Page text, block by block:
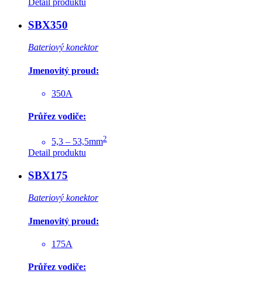
Detail produktu
SBX350
Bateriový konektor
Jmenovitý proud:
350A
Průřez vodiče:
5,3 – 53,5mm2
Detail produktu
SBX175
Bateriový konektor
Jmenovitý proud:
175A
Průřez vodiče: